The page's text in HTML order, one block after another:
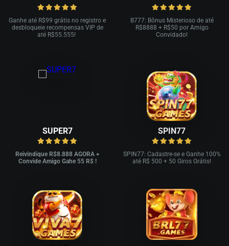
Ganhe até R$99 grátis no registro e
desbloqueie recompensas VIP de
até R$55.555!
B777: Bônus Misterioso de até
R$8888 + R$50 por Amigo
Convidado!
SUPER7
Reivindique R$8.888 AGORA +
Convide Amigo Gahe 55 R$ !
SPIN77
SPIN77: Cadastre-se e Ganhe 100%
até R$ 500 + 50 Giros Grátis!